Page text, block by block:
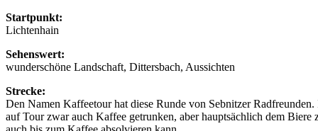
Startpunkt:
Lichtenhain
Sehenswert:
wunderschöne Landschaft, Dittersbach, Aussichten
Strecke:
Den Namen Kaffeetour hat diese Runde von Sebnitzer
auf Tour zwar auch Kaffee getrunken, aber hauptsächlich dem